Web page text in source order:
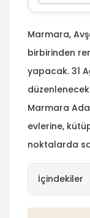
Marmara,
birbirinden
yapacak. 31
Marmara
evlerine,
noktalarda
İçindekiler